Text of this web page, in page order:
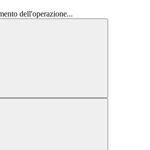
dell'operazione...